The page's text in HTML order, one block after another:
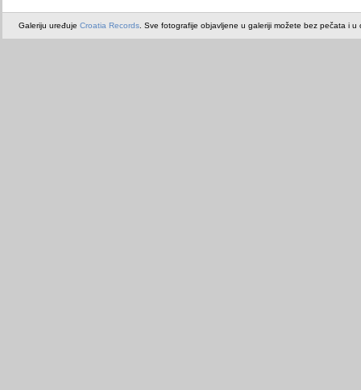
Galeriju uređuje Croatia Records . Sve fotografije objavljene u galeriji možete bez pečata i